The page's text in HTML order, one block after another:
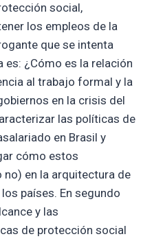
social,
los empleos de la
que se intenta
es: ¿Cómo es la relación
al trabajo formal y la
en la crisis del
las políticas de
en Brasil y
cómo estos
en la arquitectura de
países. En segundo
y las
de protección social